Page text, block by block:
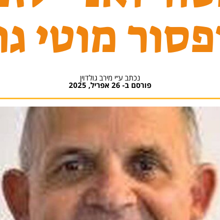
מוטי
נכתב ע״י מירב גולדוין
פורסם ב- 26 אפריל, 2025